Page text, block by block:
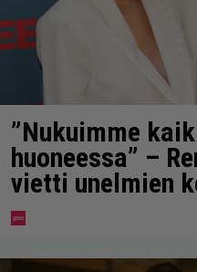
”Nukuimme
huoneessa” –
vietti unelmien